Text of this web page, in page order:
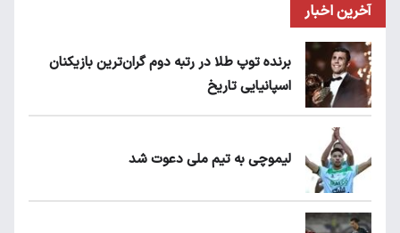
آخرین اخبار
برنده توپ طلا در رتبه دوم گران‌ترین بازیکنان
اسپانیایی تاریخ
لیموچی به تیم ملی دعوت شد